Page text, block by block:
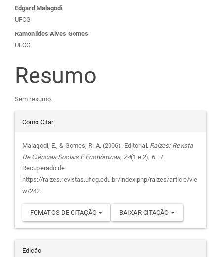
Conteúdo
do
artigo
principal
Edgard Malagodi
UFCG
Ramonildes Alves Gomes
UFCG
Resumo
Sem resumo.
Detalhes
do
artigo
Como Citar
Malagodi, E., & Gomes, R. A. (2006). Editorial. Raízes: Revista
De Ciências Sociais E Econômicas, 24(1 e 2), 6–7.
Recuperado de
https://raizes.revistas.ufcg.edu.br/index.php/raizes/article/vie
w/242
FOMATOS DE CITAÇÃO BAIXAR CITAÇÃO
Edição